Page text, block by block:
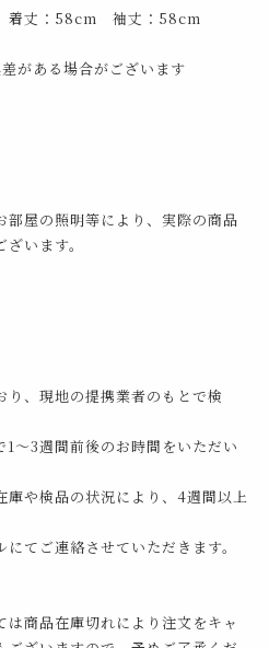
丈：58cm 袖丈：58cm
がある場合がございます
屋の照明等により、実際の商品
います。
、現地の提携業者のもとで検
～3週間前後のお時間をいただい
や検品の状況により、4週間以上
てご連絡させていただきます。
は商品在庫切れにより注文をキャ